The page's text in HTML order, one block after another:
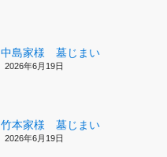
中島家様 墓じまい
2026年6月19日
竹本家様 墓じまい
2026年6月19日